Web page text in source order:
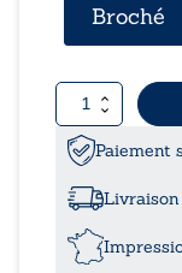
Broché
quantité
de
Aubert
Rouen
Paiement